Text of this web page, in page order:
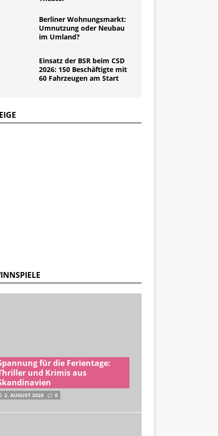
Berliner Wohnungsmarkt:
Umnutzung oder Neubau
im Umland?
Einsatz der BSR beim CSD
2026: 150 Beschäftigte mit
60 Fahrzeugen am Start
für die Ferientage:
und Krimis aus
2. AUGUST 2026 0